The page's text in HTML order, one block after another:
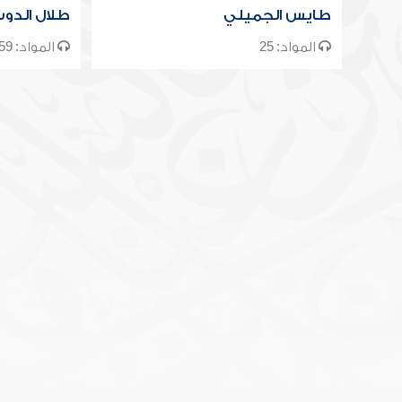
طايس الجميلي
المواد: 25
طلال
المواد: 59